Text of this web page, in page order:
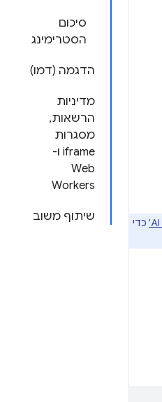
סיכום
הסטרימינג
הדגמה (דמו)
מדיניות
הרשאות,
מסגרות
iframe ו-
Web
Workers
שיתוף משוב
כדי